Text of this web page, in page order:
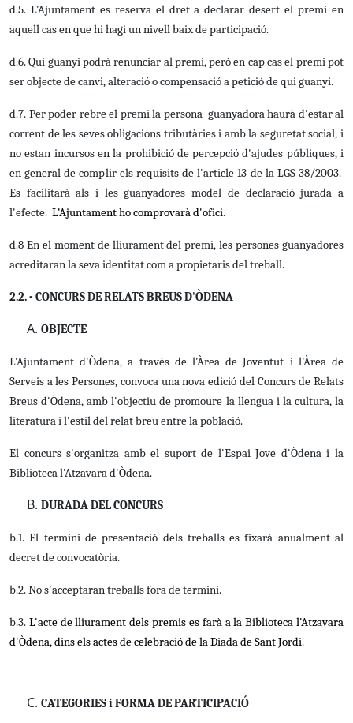
d.5. L'Ajuntament es reserva el dret a declarar desert el premi en
aquell cas en que hi hagi un nivell baix de participació.
d.6. Qui guanyi podrà renunciar al premi, però en cap cas el premi pot
ser objecte de canvi, alteració o compensació a petició de qui guanyi.
d.7. Per poder rebre el premi la persona guanyadora haurà d'estar al
corrent de les seves obligacions tributàries i amb la seguretat social, i
no estan incursos en la prohibició de percepció d'ajudes públiques, i
en general de complir els requisits de l'article 13 de la LGS 38/2003.
Es facilitarà als i les guanyadores model de declaració jurada a
l'efecte. L'Ajuntament ho comprovarà d'ofici.
d.8 En el moment de lliurament del premi, les persones guanyadores
acreditaran la seva identitat com a propietaris del treball.
2.2. - CONCURS DE RELATS BREUS D'ÒDENA
OBJECTE
L'Ajuntament d'Òdena, a través de l'Àrea de Joventut i l'Àrea de
Serveis a les Persones, convoca una nova edició del Concurs de Relats
Breus d'Òdena, amb l'objectiu de promoure la llengua i la cultura, la
literatura i l'estil del relat breu entre la població.
El concurs s'organitza amb el suport de l'Espai Jove d'Òdena i la
Biblioteca l'Atzavara d'Òdena.
DURADA DEL CONCURS
b.1. El termini de presentació dels treballses fixarà anualment al
decret de convocatòria.
b.2. No s'acceptaran treballs fora de termini.
b.3. L'acte de lliurament dels premis es farà a la Biblioteca l'Atzavara
d'Òdena, dins els actes de celebració de la Diada de Sant Jordi.
CATEGORIES i FORMA DE PARTICIPACIÓ